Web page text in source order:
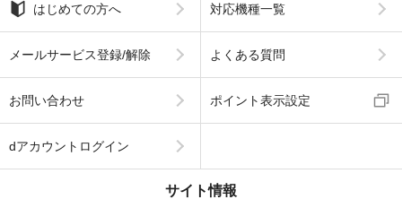
はじめての方へ 対応機種一覧
メールサービス登録/解除 よくある質問
お問い合わせ ポイント表示設定
dアカウントログイン
サイト情報